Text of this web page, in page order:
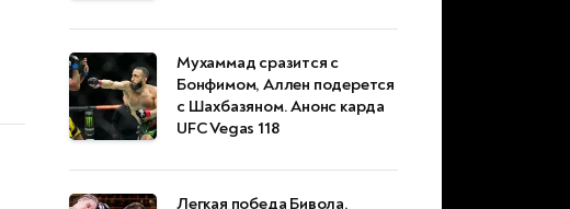
Мухаммад сразится с
Бонфимом, Аллен подерется
с Шахбазяном. Анонс карда
UFC Vegas 118
Легкая победа Бивола,